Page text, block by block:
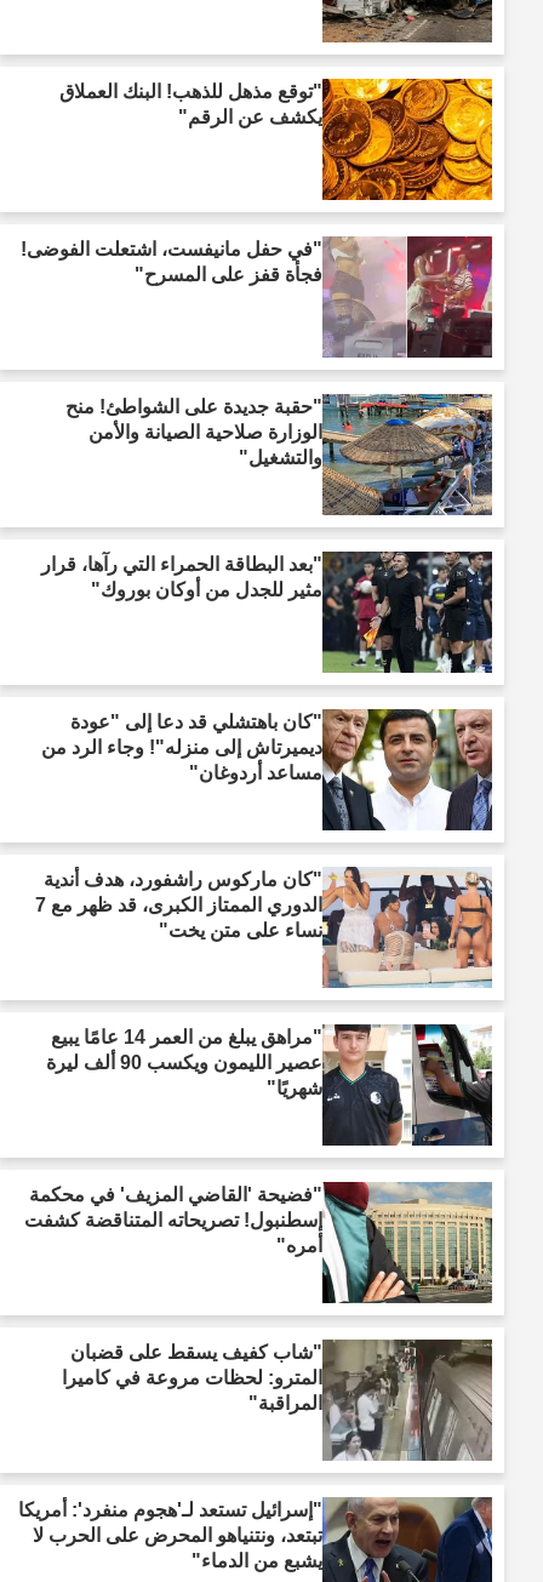
"توقع مذهل للذهب! البنك العملاق
يكشف عن الرقم"
"في حفل مانيفست، اشتعلت الفوضى!
فجأة قفز على المسرح"
"حقبة جديدة على الشواطئ! منح
الوزارة صلاحية الصيانة والأمن
والتشغيل"
"بعد البطاقة الحمراء التي رآها، قرار
مثير للجدل من أوكان بوروك"
"كان باهتشلي قد دعا إلى "عودة
ديميرتاش إلى منزله"! وجاء الرد من
مساعد أردوغان"
"كان ماركوس راشفورد، هدف أندية
الدوري الممتاز الكبرى، قد ظهر مع 7
نساء على متن يخت"
"مراهق يبلغ من العمر 14 عامًا يبيع
عصير الليمون ويكسب 90 ألف ليرة
شهريًا"
"فضيحة 'القاضي المزيف' في محكمة
إسطنبول! تصريحاته المتناقضة كشفت
أمره"
"شاب كفيف يسقط على قضبان
المترو: لحظات مروعة في كاميرا
المراقبة"
"إسرائيل تستعد لـ'هجوم منفرد': أمريكا
تبتعد، ونتنياهو المحرض على الحرب لا
يشبع من الدماء"